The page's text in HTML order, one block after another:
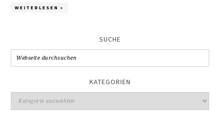
WEITERLESEN »
SUCHE
KATEGORIEN
Kategorien